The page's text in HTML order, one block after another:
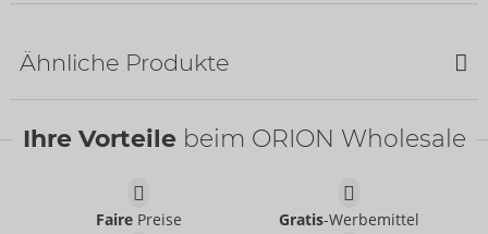
Ähnliche Produkte
Ihre Vorteile beim ORION Wholesale
FairePreise Gratis-Werbemittel